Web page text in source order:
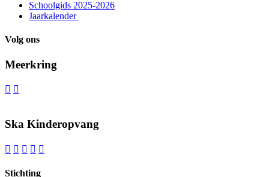
Schoolgids 2025-2026
Jaarkalender
Volg ons
Meerkring
 
Ska Kinderopvang
    
Stichting